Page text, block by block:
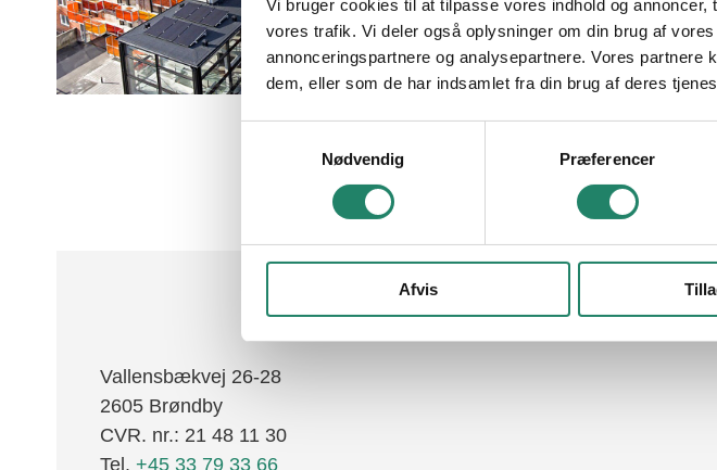
Vi bruger cookies til at tilpasse vores indhold og
vores trafik. Vi deler også oplysninger om din brug af
annonceringspartnere og analysepartnere. Vores
dem, eller som de har indsamlet fra din brug af deres
Nødvendig
Præferencer
Afvis
Tegltagsten
Facadetegl
Naturskifer
Alle projekter
Tagsten
Facadetegl
Naturskifer
Vallensbækvej 26-28
2605 Brøndby
CVR. nr.: 21 48 11 30
Tel. +45 33 79 33 66